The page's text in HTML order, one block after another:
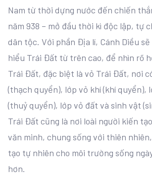
Nam từ thời dựng nước đến chiến
năm 938 – mở đầu thời kì độc lập, tự
dân tộc. Với phần Địa lí, Cánh Diều
hiểu Trái Đất từ trên cao, để nhìn rõ
Trái Đất, đặc biệt là vỏ Trái Đất, nơi
(thạch quyển), lớp vỏ khí (khí quyển),
(thuỷ quyển), lớp vỏ đất và sinh vật
Trái Đất cũng là nơi loài người kiến
văn minh, chung sống với thiên
tạo tự nhiên cho môi trường sống
hơn.